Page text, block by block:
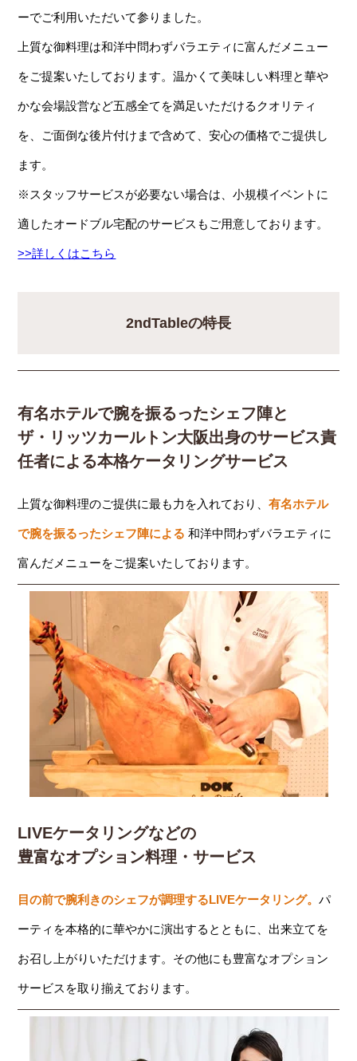
ーでご利用いただいて参りました。
上質な御料理は和洋中問わずバラエティに富んだメニュー
をご提案いたしております。温かくて美味しい料理と華や
かな会場設営など五感全てを満足いただけるクオリティ
を、ご面倒な後片付けまで含めて、安心の価格でご提供し
ます。
※スタッフサービスが必要ない場合は、小規模イベントに
適したオードブル宅配のサービスもご用意しております。
>>詳しくはこちら
2ndTableの特長
有名ホテルで腕を振るったシェフ陣と
ザ・リッツカールトン大阪出身のサービス責
任者による本格ケータリングサービス
上質な御料理のご提供に最も力を入れており、有名ホテル
で腕を振るったシェフ陣による 和洋中問わずバラエティに
富んだメニューをご提案いたしております。
LIVEケータリングなどの
豊富なオプション料理・サービス
目の前で腕利きのシェフが調理するLIVEケータリング。パ
ーティを本格的に華やかに演出するとともに、出来立てを
お召し上がりいただけます。その他にも豊富なオプション
サービスを取り揃えております。